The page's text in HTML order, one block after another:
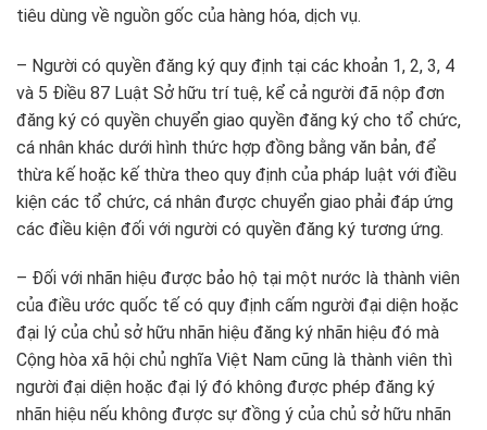
tiêu dùng về nguồn gốc của hàng hóa, dịch vụ.
– Người có quyền đăng ký quy định tại các khoản 1, 2, 3, 4
và 5 Điều 87 Luật Sở hữu trí tuệ, kể cả người đã nộp đơn
đăng ký có quyền chuyển giao quyền đăng ký cho tổ chức,
cá nhân khác dưới hình thức hợp đồng bằng văn bản, để
thừa kế hoặc kế thừa theo quy định của pháp luật với điều
kiện các tổ chức, cá nhân được chuyển giao phải đáp ứng
các điều kiện đối với người có quyền đăng ký tương ứng.
– Đối với nhãn hiệu được bảo hộ tại một nước là thành viên
của điều ước quốc tế có quy định cấm người đại diện hoặc
đại lý của chủ sở hữu nhãn hiệu đăng ký nhãn hiệu đó mà
Cộng hòa xã hội chủ nghĩa Việt Nam cũng là thành viên thì
người đại diện hoặc đại lý đó không được phép đăng ký
nhãn hiệu nếu không được sự đồng ý của chủ sở hữu nhãn